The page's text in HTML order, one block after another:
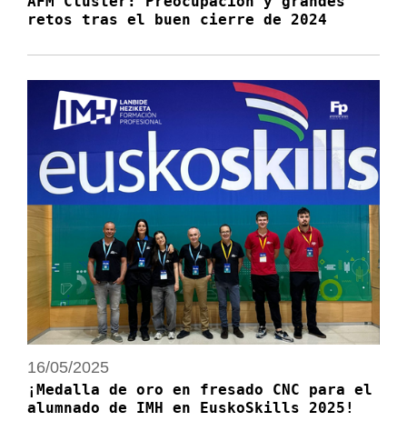
retos tras el buen cierre de 2024
16/05/2025
¡Medalla de oro en fresado CNC para el
alumnado de IMH en EuskoSkills 2025!